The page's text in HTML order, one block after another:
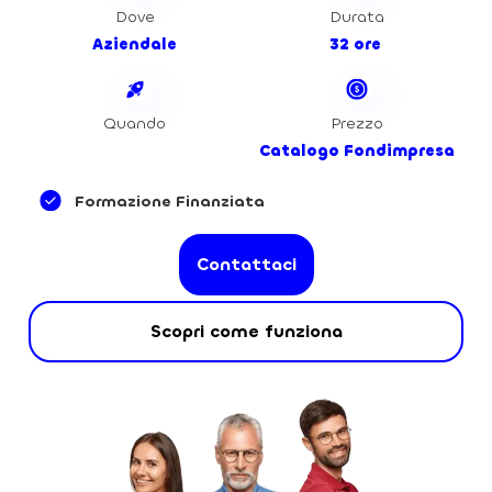
Dove
Aziendale
Durata
32 ore
Quando
Prezzo
Catalogo Fondimpresa
Formazione Finanziata
Contattaci
Scopri come funziona